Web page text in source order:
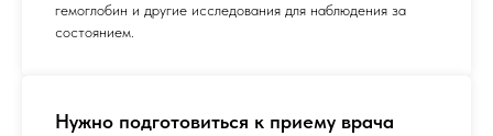
гемоглобин и другие исследования для наблюдения за
состоянием.
Нужно подготовиться к приему врача